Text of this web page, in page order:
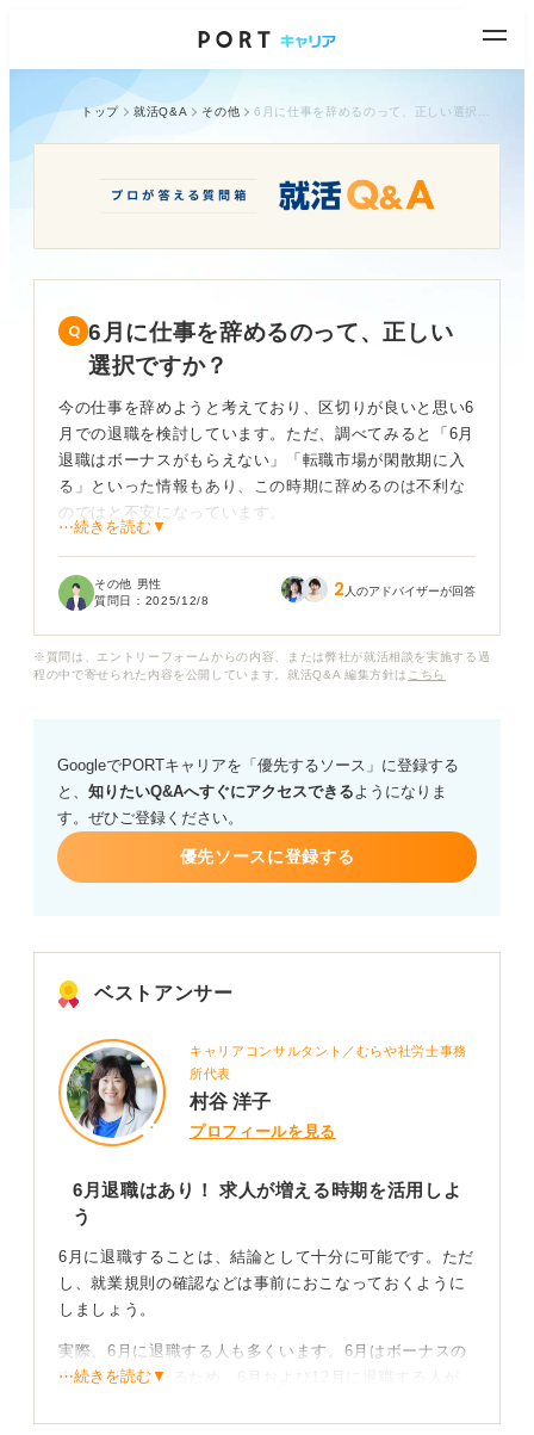
トップ 就活Q&A その他
6月に仕事を辞めるのって、正しい
選択ですか？
今の仕事を辞めようと考えており、区切りが良いと思い6
月での退職を検討しています。ただ、調べてみると「6月
退職はボーナスがもらえない」「転職市場が閑散期に入
る」といった情報もあり、この時期に辞めるのは不利な
のではと不安になっています。
延びてしまわないか心配です。また、せっかくのボーナ
また、6月退職を選ぶ場合でも、転職をスムーズに進める
ために今から準備すべきことや注意点について、アドバ
イスをいただければ幸いです。
⋯続きを読む▼
その他 男性
質問日： 2025/12/8 2 人のアドバイザーが回答
※質問は、エントリーフォームからの内容、または弊社が就活相談を実施する過
程の中で寄せられた内容を公開しています。就活Q&A 編集方針は こちら
GoogleでPORTキャリアを「優先するソース」に登録する
と、 知りたいQ&Aへすぐにアクセスできるようになりま
す。ぜひご登録ください。
優先ソースに登録する
ベストアンサー
キャリアコンサルタント／むらや社労士事務
所代表
村谷 洋子
プロフィールを見る
6月退職はあり！ 求人が増える時期を活用しよ
う
6月に退職することは、結論として十分に可能です。ただ
し、就業規則の確認などは事前におこなっておくように
しましょう。
実際、6月に退職する人も多くいます。6月はボーナスの
支給時期に当たるため、6月および12月に退職する人が
⋯続きを読む▼